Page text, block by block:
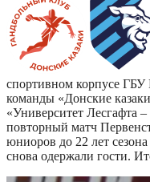
спортивном корпусе
команды «Донские
«Университет Лесгафта
повторный матч
юниоров до 22 лет
снова одержали гости.